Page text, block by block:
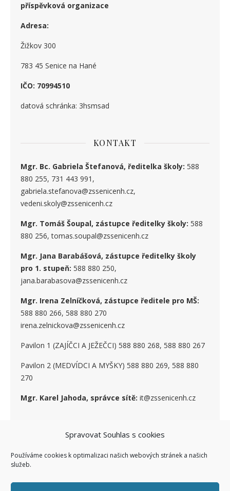
Spravovat Souhlas s cookies
Používáme cookies k optimalizaci našich webových stránek a našich
služeb.
příspěvková organizace
Adresa:
Žižkov 300
783 45 Senice na Hané
IČO: 70994510
datová schránka: 3hsmsad
KONTAKT
Mgr. Bc. Gabriela Štefanová, ředitelka školy: 588
880 255, 731 443 991,
gabriela.stefanova@zssenicenh.cz,
vedeni.skoly@zssenicenh.cz
Mgr. Tomáš Šoupal, zástupce ředitelky školy: 588
880 256, tomas.soupal@zssenicenh.cz
Mgr. Jana Barabášová, zástupce ředitelky školy
pro 1. stupeň: 588 880 250,
jana.barabasova@zssenicenh.cz
Mgr. Irena Zelníčková, zástupce ředitele pro MŠ:
588 880 266, 588 880 270
irena.zelnickova@zssenicenh.cz
Pavilon 1 (ZAJÍČCI A JEŽEČCI) 588 880 268, 588 880 267
Pavilon 2 (MEDVÍDCI A MYŠKY) 588 880 269, 588 880
270
Mgr. Karel Jahoda, správce sítě: it@zssenicenh.cz
SOCIÁLNÍ SÍTĚ